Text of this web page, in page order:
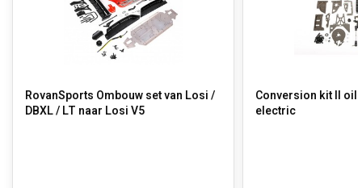
RovanSports Ombouw set van Losi /
DBXL / LT naar Losi V5
Conversion kit II oil
electric